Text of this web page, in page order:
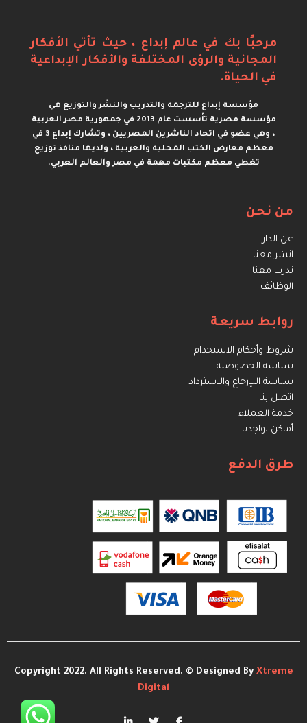
مرحبًا بك في عالم إبداع ، حيث تأتي الأفكار
المجانية والرؤى المختلفة والأفكار الإبداعية
في الحياة.
مؤسسة إبداع للترجمة والتدريب والنشر والتوزيع هي
مؤسسة مصرية تأسست عام 2013 في جمهورية مصر العربية
، وهي عضو في اتحاد الناشرين المصريين ، وتشارك إبداع 3 في
معظم معارض الكتب المحلية والعربية ، ولديها منافذ توزيع
تغطي معظم مكتبات مهمة في مصر والعالم العربي.
من نحن
عن الدار
انشر معنا
تدرب معنا
الوظائف
روابط سريعة
شروط وأحكام الاستخدام
سياسة الخصوصية
سياسة اللإرجاع والاسترداد
اتصل بنا
خدمة العملاء
أماكن تواجدنا
طرق الدفع
Copyright 2022. All Rights Reserved. © Designed ByXtreme
Digital